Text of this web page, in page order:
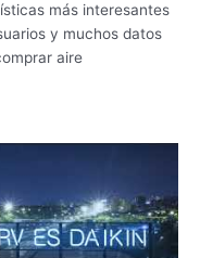
más interesantes
y muchos datos
aire